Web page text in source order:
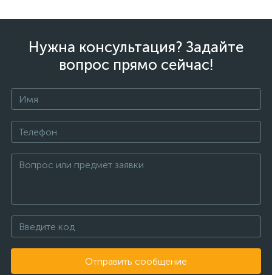
Нужна консультация? Задайте
вопрос прямо сейчас!
Отправить сообщение